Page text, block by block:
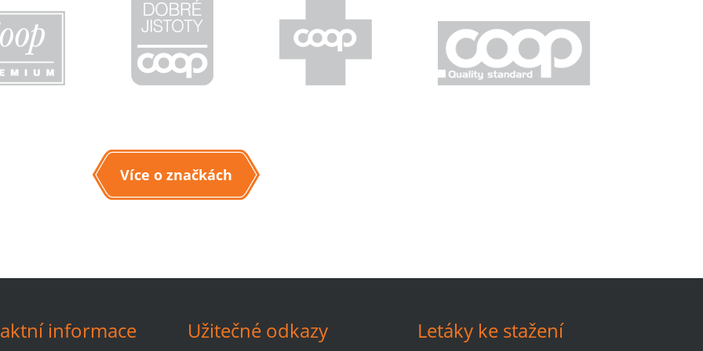
Více o značkách
informace Užitečné odkazy Letáky ke stažení